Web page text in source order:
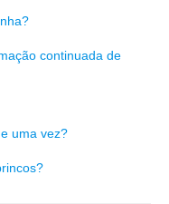
continuada de
uma vez?